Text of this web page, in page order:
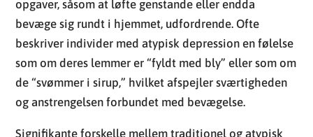
og anstrengelsen forbundet med bevægelse.
Signifikante forskelle mellem traditionel og atypisk
depression kan også ses i de specifikke
kropsreaktioner på psykisk stress: